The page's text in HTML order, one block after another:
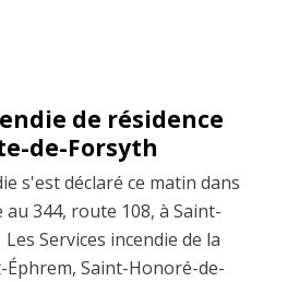
de résidence
de-Forsyth
s'est déclaré ce matin dans
344, route 108, à Saint-
Services incendie de la
Éphrem, Saint-Honoré-de-